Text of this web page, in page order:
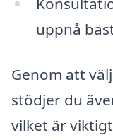
uppnå
Genom att
stödjer du
vilket är